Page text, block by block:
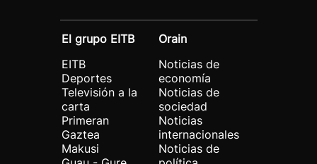
El grupo EITB
EITB
Deportes
Televisión a la
carta
Primeran
Gaztea
Makusi
Orain
Noticias de
economía
Noticias de
sociedad
Noticias
internacionales
Noticias de